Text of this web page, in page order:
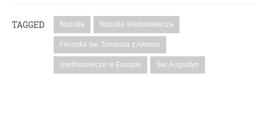
TAGGED filozofia filozofia średniowiecza
Filozofia św. Tomasza z Akwinu
średniowiecze w Europie Św. Augustyn